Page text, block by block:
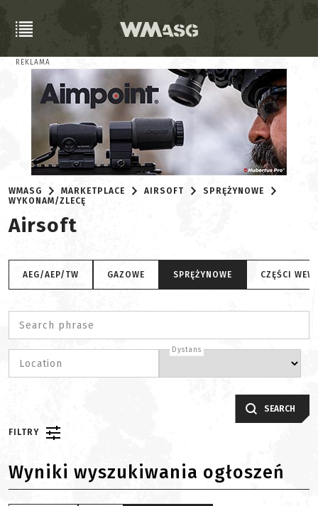
REKLAMA
WMASG MARKETPLACE AIRSOFT
SPRĘŻYNOWE
WYKONAM/ZLECĘ
Airsoft
AEG/AEP/TW GAZOWE SPRĘŻYNOWE CZĘŚCI
Search phrase
Location
Dystans
SEARCH
FILTRY
Wyniki wyszukiwania ogłoszeń